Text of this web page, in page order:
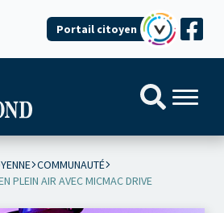
Portail citoyen
COMMUNAUTÉ
PLEIN AIR AVEC MICMAC DRIVE